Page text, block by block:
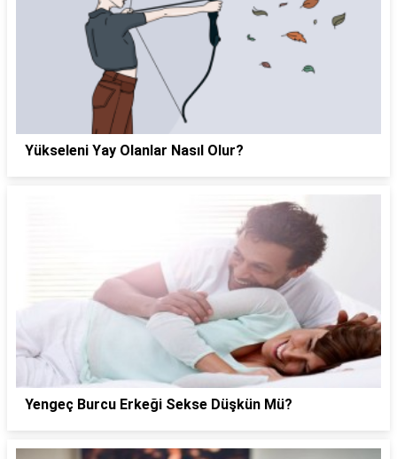
Yükseleni Yay Olanlar Nasıl Olur?
Yengeç Burcu Erkeği Sekse Düşkün Mü?